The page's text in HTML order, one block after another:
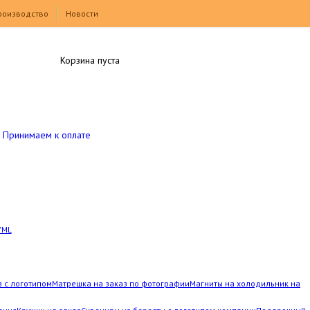
Новости
с логотипомМатрешка на заказ по фотографииМагниты на холодильник на
Принимаем к оплате
Корзина пуста